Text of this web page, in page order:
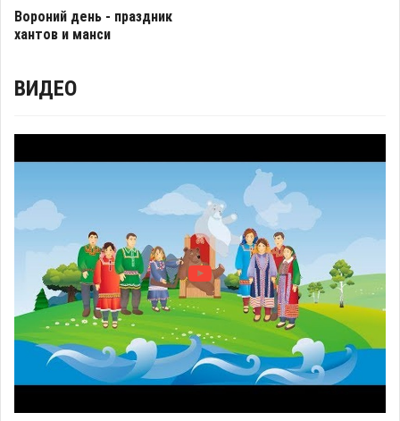
Вороний день - праздник
хантов и манси
ВИДЕО